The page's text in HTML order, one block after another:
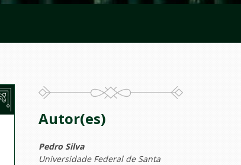
Autor(es)
Pedro Silva
Universidade Federal de Santa